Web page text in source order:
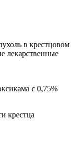
в крестцовом
лекарственные
с 0,75%
крестца